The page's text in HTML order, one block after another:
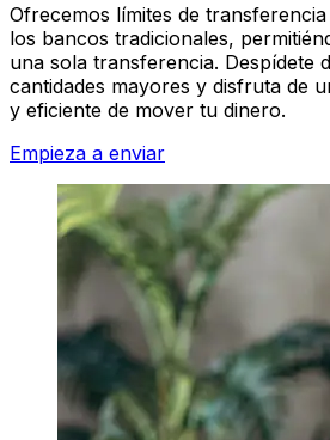
Ofrecemos límites de
los bancos tradicionales,
una sola transferencia. Despídete
cantidades mayores y disfruta de
y eficiente de mover tu dinero.
Empieza a enviar